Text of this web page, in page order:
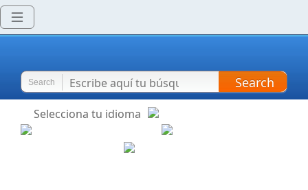
Search Search
Selecciona tu idioma